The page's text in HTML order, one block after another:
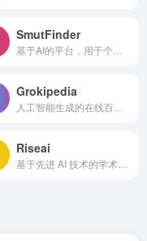
SmutFinder
Grokipedia
Riseai